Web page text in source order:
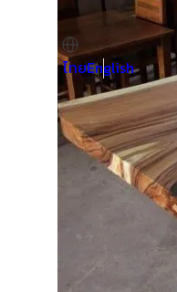
English
ไทย